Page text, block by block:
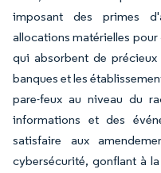
imposant des primes
allocations matérielles
qui absorbent de précieux
banques et les
pare-feux au niveau du
informations et des
satisfaire aux
cybersécurité, gonflant à